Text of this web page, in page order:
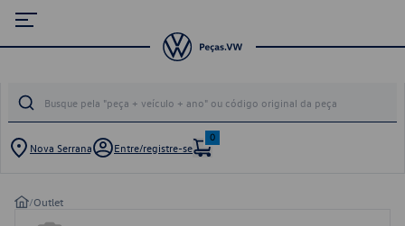
Nova Serrana Entre/registre-se
0
/Outlet